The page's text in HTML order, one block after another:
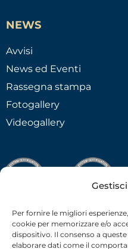
Per fornire le migliori
cookie per memorizzare e/o
dispositivo. Il consenso a
elaborare dati come il
NEWS
Avvisi
News ed Eventi
Rassegna stampa
Fotogallery
Videogallery